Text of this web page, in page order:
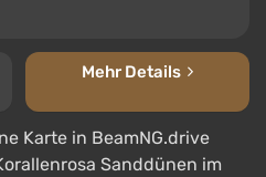
Mehr Details
Karte in BeamNG.drive
Sanddünen im